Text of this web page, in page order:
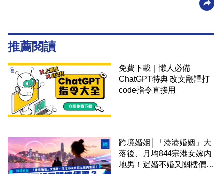
推薦閱讀
免費下載｜懶人必備
ChatGPT特典 改文翻譯打
code指令直接用
跨境婚姻│「港港婚姻」大
落後、月均844宗港女嫁內
地男！遲婚不婚又關樓價